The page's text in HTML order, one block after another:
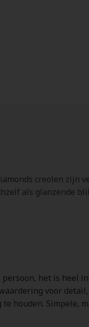
creolen
als glanzende
het is heel
voor
houden. Simpele,